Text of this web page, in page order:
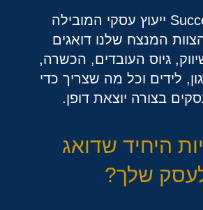
חברת Success ייעוץ עסקי המובילה
המנצח שלנו דואגים
גיוס העובדים, הכשרה,
לידים וכל מה שצריך כדי
בצורה יוצאת דופן.
היחיד שדואג
שלך?